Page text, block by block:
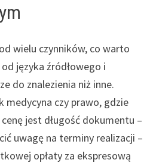
wielu czynników, co warto
języka źródłowego i
do znalezienia niż inne.
medycyna czy prawo, gdzie
jest długość dokumentu –
uwagę na terminy realizacji –
opłaty za ekspresową